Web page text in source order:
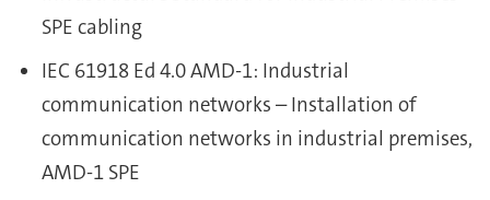
SPE cabling
IEC 61918 Ed 4.0 AMD-1: Industrial
communication networks – Installation of
communication networks in industrial premises,
AMD-1 SPE